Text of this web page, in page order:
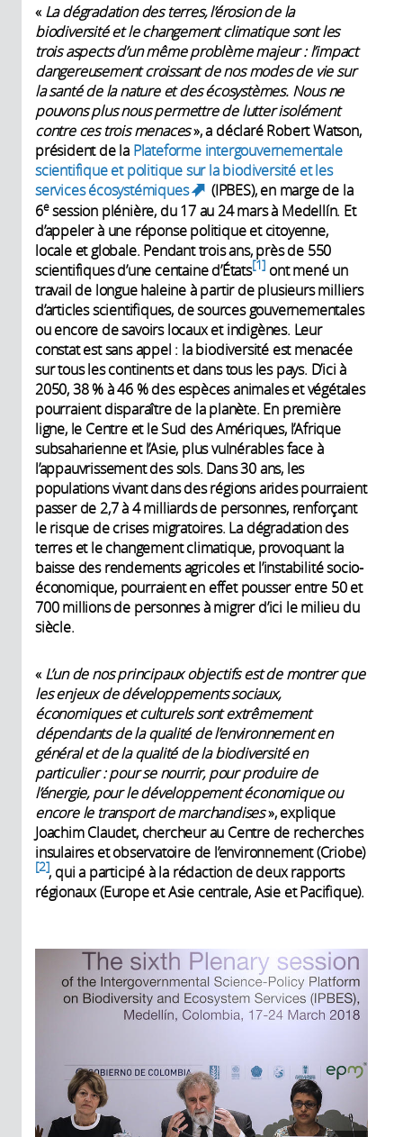
« La dégradation des terres, l’érosion de la
biodiversité et le changement climatique sont les
trois aspects d’un même problème majeur : l’impact
dangereusement croissant de nos modes de vie sur
la santé de la nature et des écosystèmes. Nous ne
pouvons plus nous permettre de lutter isolément
contre ces trois menaces», a déclaré Robert Watson,
président de la Plateforme intergouvernementale
scientifique et politique sur la biodiversité et les
services écosystémiques
(link is external)
(IPBES), en marge de la
6esession plénière, du 17 au 24 mars à Medellín. Et
d’appeler à une réponse politique et citoyenne,
locale et globale. Pendant trois ans, près de 550
scientifiques d’une centaine d’États 1 ont mené un
travail de longue haleine à partir de plusieurs milliers
d’articles scientifiques, de sources gouvernementales
ou encore de savoirs locaux et indigènes. Leur
constat est sans appel : la biodiversité est menacée
sur tous les continents et dans tous les pays. D’ici à
2050, 38 % à 46 % des espèces animales et végétales
pourraient disparaître de la planète. En première
ligne, le Centre et le Sud des Amériques, l’Afrique
subsaharienne et l’Asie, plus vulnérables face à
l’appauvrissement des sols. Dans 30 ans, les
populations vivant dans des régions arides pourraient
passer de 2,7 à 4 milliards de personnes, renforçant
le risque de crises migratoires. La dégradation des
terres et le changement climatique, provoquant la
baisse des rendements agricoles et l’instabilité socio-
économique, pourraient en effet pousser entre 50 et
700 millions de personnes à migrer d’ici le milieu du
siècle.
« L’un de nos principaux objectifs est de montrer que
les enjeux de développements sociaux,
économiques et culturels sont extrêmement
dépendants de la qualité de l’environnement en
général et de la qualité de la biodiversité en
particulier : pour se nourrir, pour produire de
l’énergie, pour le développement économique ou
encore le transport de marchandises», explique
Joachim Claudet, chercheur au Centre de recherches
insulaires et observatoire de l’environnement (Criobe)
2 , qui a participé à la rédaction de deux rapports
régionaux (Europe et Asie centrale, Asie et Pacifique).